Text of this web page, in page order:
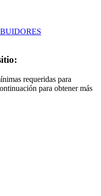
requeridas para
para obtener más